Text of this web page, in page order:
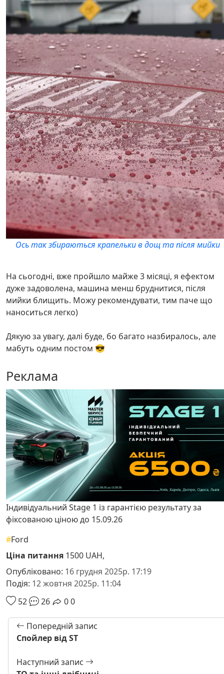
Ось так збираються крапельки в дощ та після мийки
На сьогодні, вже пройшло майже 3 місяці, я ефектом
дуже задоволена, машина менш бруднитися, після
мийки блищить. Можу рекомендувати, тим паче що
наноситься легко)
Дякую за увагу, далі буде, бо багато назбиралось, але
мабуть одним постом 😎
Реклама
Індивідуальний Stage 1 із гарантією результату за
фіксованою ціною до 15.09.26
#Ford
Ціна питання 1500 UAH,
Опубліковано: 16 грудня 2025р. 17:19
Подія: 12 жовтня 2025р. 11:04
52
26 00
Попередній запис
Спойлер від ST
Наступний запис